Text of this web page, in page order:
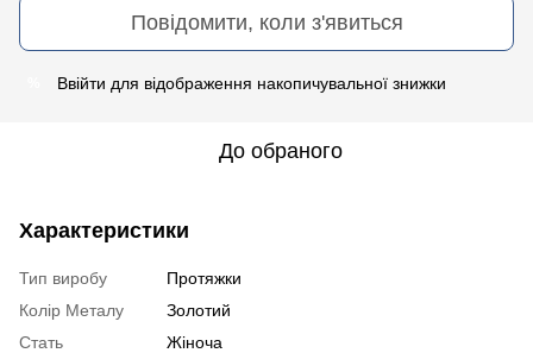
Повідомити, коли з'явиться
Ввійти для відображення накопичувальної знижки
До обраного
Характеристики
Тип виробу
Протяжки
Колір Металу
Золотий
Стать
Жіноча